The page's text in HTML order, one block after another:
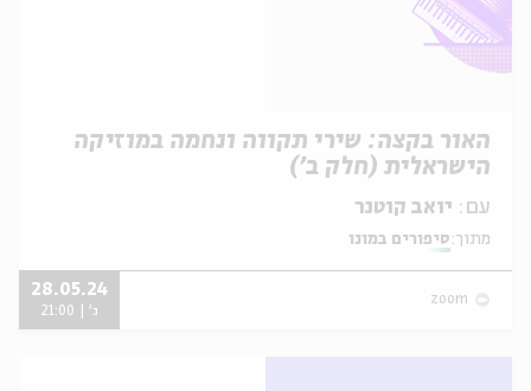
האור בקצה: שירי תקווה ונחמה במוזיקה
הישראלית (חלק ב')
עם:
מתוך: סיפורים במונו
zoom
28.05.24
ג' | 21:00